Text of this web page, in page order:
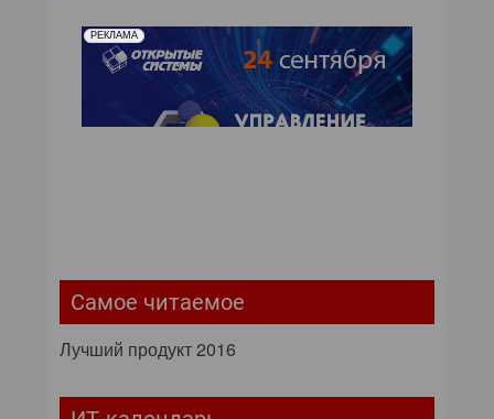
РЕКЛАМА
Самое читаемое
Лучший продукт 2016